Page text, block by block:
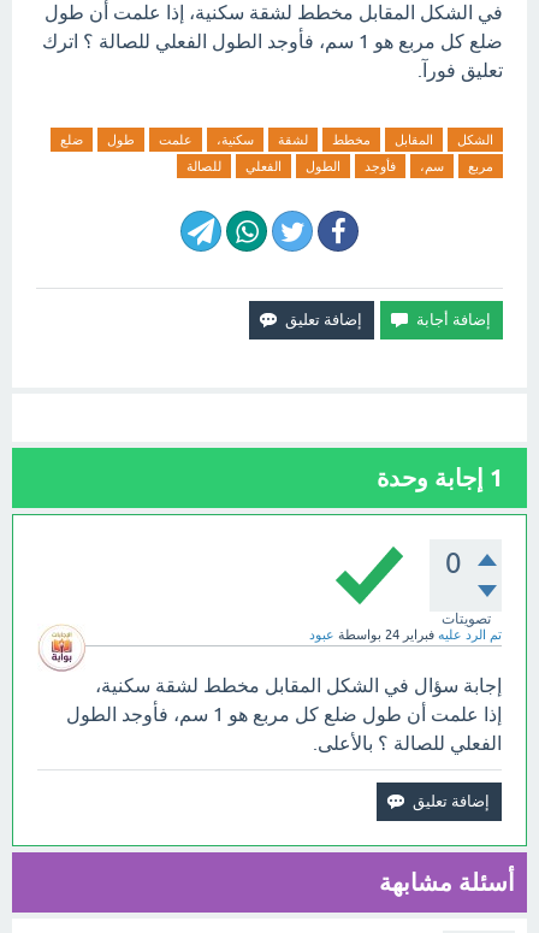
في الشكل المقابل مخطط لشقة سكنية، إذا علمت أن طول
ضلع كل مربع هو 1 سم، فأوجد الطول الفعلي للصالة ؟ اترك
تعليق فورآ.
الشكل المقابل مخطط لشقة سكنية، علمت طول
ضلع
مربع
سم، فأوجد الطول الفعلي للصالة
1 إجابة وحدة
0
تصويتات
تم الرد عليه فبراير 24 بواسطة عبود
إجابة سؤال في الشكل المقابل مخطط لشقة سكنية،
إذا علمت أن طول ضلع كل مربع هو 1 سم، فأوجد الطول
الفعلي للصالة ؟ بالأعلى.
أسئلة مشابهة